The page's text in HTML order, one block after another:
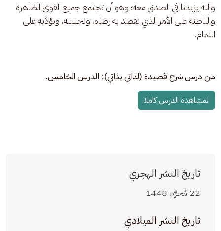
والله يزيدنا في الصدق معه؛ وهو أن تجتمع جميع القوى الظاهرة
والباطنة على الأمر الذي نقصد به رضاه، ونحسنه، ونؤدّيه على
التمام.
من درس شرح قصيدة (لذاتي بذاتي): الدرس الخامس.
لمشاهدة الدرس كاملا
تاريخ النشر الهجري
22 مُحرَّم 1448
تاريخ النشر الميلادي